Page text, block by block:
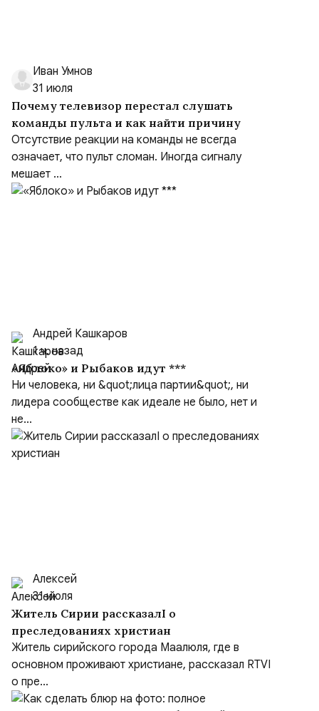
Иван Умнов
31 июля
Почему телевизор перестал слушать
команды пульта и как найти причину
Отсутствие реакции на команды не всегда
означает, что пульт сломан. Иногда сигналу
мешает ...
Андрей Кашкаров
1 ч. назад
«Яблоко» и Рыбаков идут ***
Ни человека, ни &quot;лица партии&quot;, ни
лидера сообществе как идеале не было, нет и
не...
Алексей
31 июля
Житель Сирии рассказалI о
преследованиях христиан
Житель сирийского города Маалюля, где в
основном проживают христиане, рассказал RTVI
о пре...